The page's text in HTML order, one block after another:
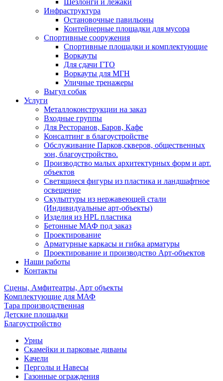
Шезлонги и лежаки
Инфраструктура
Остановочные павильоны
Контейнерные площадки для мусора
Спортивные сооружения
Спортивные площадки и комплектующие
Воркауты
Для сдачи ГТО
Воркауты для МГН
Уличные тренажеры
Выгул собак
Услуги
Металлоконструкции на заказ
Входные группы
Для Ресторанов, Баров, Кафе
Консалтинг в благоустройстве
Обслуживание Парков,скверов, общественных
зон, благоустройство.
Производство малых архитектурных форм и арт.
объектов
Светящиеся фигуры из пластика и ландшафтное
освещение
Скульптуры из нержавеющей стали
(Индивидуальные арт-объекты)
Изделия из HPL пластика
Бетонные МАФ под заказ
Проектирование
Арматурные каркасы и гибка арматуры
Проектирование и производство Арт-объектов
Наши работы
Контакты
Сцены, Амфитеатры, Арт объекты
Комплектующие для МАФ
Тара производственная
Детские площадки
Благоустройство
Урны
Скамейки и парковые диваны
Качели
Перголы и Навесы
Газонные ограждения